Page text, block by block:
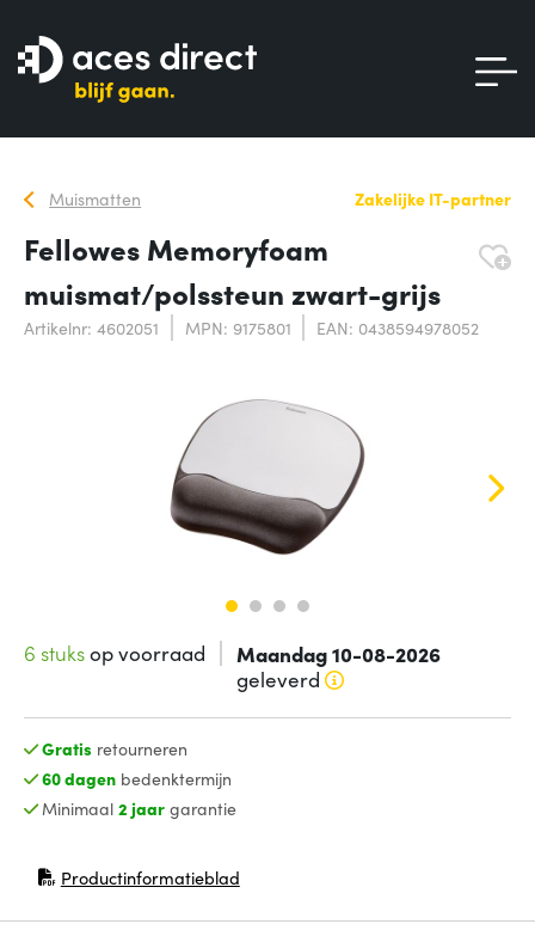
Muismatten Zakelijke IT-partner
Fellowes Memoryfoam
muismat/polssteun zwart-grijs
Artikelnr: 4602051 MPN: 9175801 EAN: 0438594978052
6 stuksop voorraad Maandag 10-08-2026
geleverd
Gratis retourneren
60 dagenbedenktermijn
Minimaal 2 jaargarantie
Productinformatieblad
(opent in nieuw venster)